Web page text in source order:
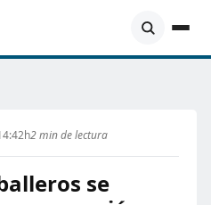
2 min de lectura
se